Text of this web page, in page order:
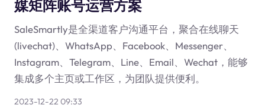
媒矩阵账号运营方案
SaleSmartly是全渠道客户沟通平台，聚合在线聊天
(livechat)、WhatsApp、Facebook、Messenger、
Instagram、Telegram、Line、Email、Wechat，能够
集成多个主页或工作区，为团队提供便利。
2023-12-22 09:33